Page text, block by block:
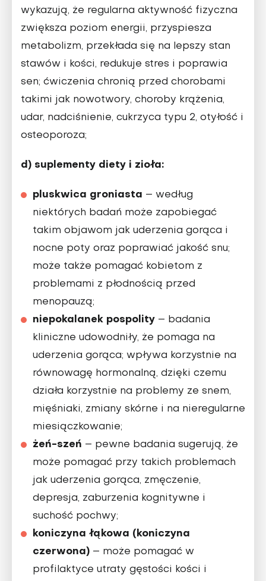
wykazują, że regularna aktywność fizyczna
zwiększa poziom energii, przyspiesza
metabolizm, przekłada się na lepszy stan
stawów i kości, redukuje stres i poprawia
sen; ćwiczenia chronią przed chorobami
takimi jak nowotwory, choroby krążenia,
udar, nadciśnienie, cukrzyca typu 2, otyłość i
osteoporoza;
d) suplementy diety i zioła:
pluskwica groniasta – według
niektórych badań może zapobiegać
takim objawom jak uderzenia gorąca i
nocne poty oraz poprawiać jakość snu;
może także pomagać kobietom z
problemami z płodnością przed
menopauzą;
niepokalanek pospolity – badania
kliniczne udowodniły, że pomaga na
uderzenia gorąca; wpływa korzystnie na
równowagę hormonalną, dzięki czemu
działa korzystnie na problemy ze snem,
mięśniaki, zmiany skórne i na nieregularne
miesiączkowanie;
żeń-szeń – pewne badania sugerują, że
może pomagać przy takich problemach
jak uderzenia gorąca, zmęczenie,
depresja, zaburzenia kognitywne i
suchość pochwy;
koniczyna łąkowa (koniczyna
czerwona) – może pomagać w
profilaktyce utraty gęstości kości i